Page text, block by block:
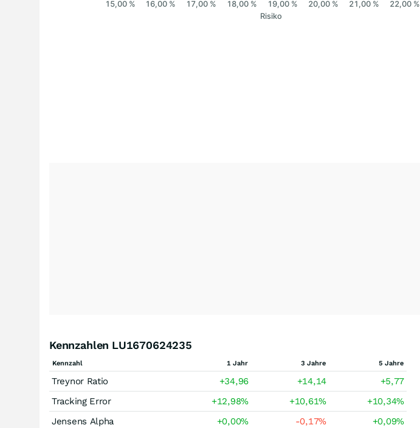
Risiko
15,00 % 16,00 % 17,00 % 18,00 % 19,00 % 20,00 % 21,00 % 22,00 %
Kennzahlen LU1670624235
Kennzahl 1 Jahr 3 Jahre 5 Jahre
Treynor Ratio +34,96 +14,14
+5,77
Tracking Error
+12,98% +10,61% +10,34%
Jensens Alpha
+0,00% -0,17% +0,09%